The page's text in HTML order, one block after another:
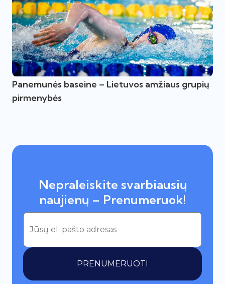
Panemunės baseine – Lietuvos amžiaus grupių
pirmenybės
Nepraleiskite svarbiausių
naujienų – Prenumeruok!
PRENUMERUOTI